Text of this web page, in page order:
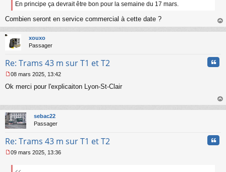
a
g
e
n
o
n
u
En principe ça devrait être bon pour la semaine du 17 mars.
Combien seront en service commercial à cette date ?
au
xouxo
Passager
Re: Trams 43 m sur T1 et T2
e
a
g
e
o
l
08 mars 2025, 13:42
Ok merci pour l'explicaiton Lyon-St-Clair
au
sebac22
Passager
Re: Trams 43 m sur T1 et T2
e
09 mars 2025, 13:36